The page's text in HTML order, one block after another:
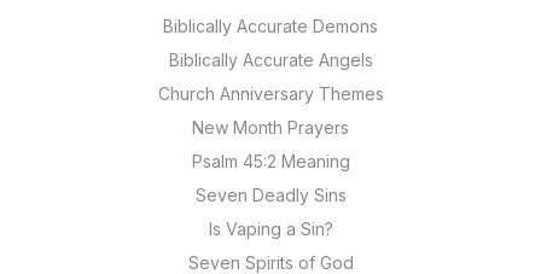
Biblically Accurate Demons
Biblically Accurate Angels
Church Anniversary Themes
New Month Prayers
Psalm 45:2 Meaning
Seven Deadly Sins
Is Vaping a Sin?
Seven Spirits of God